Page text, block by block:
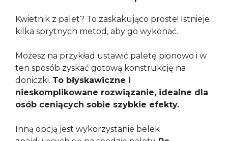
Kwietnik z palet? To zaskakująco proste! Istnieje
kilka sprytnych metod, aby go wykonać.
Możesz na przykład ustawić paletę pionowo i w
ten sposób zyskać gotową konstrukcję na
doniczki. To błyskawiczne i
nieskomplikowane rozwiązanie, idealne dla
osób ceniących sobie szybkie efekty.
Inną opcją jest wykorzystanie belek